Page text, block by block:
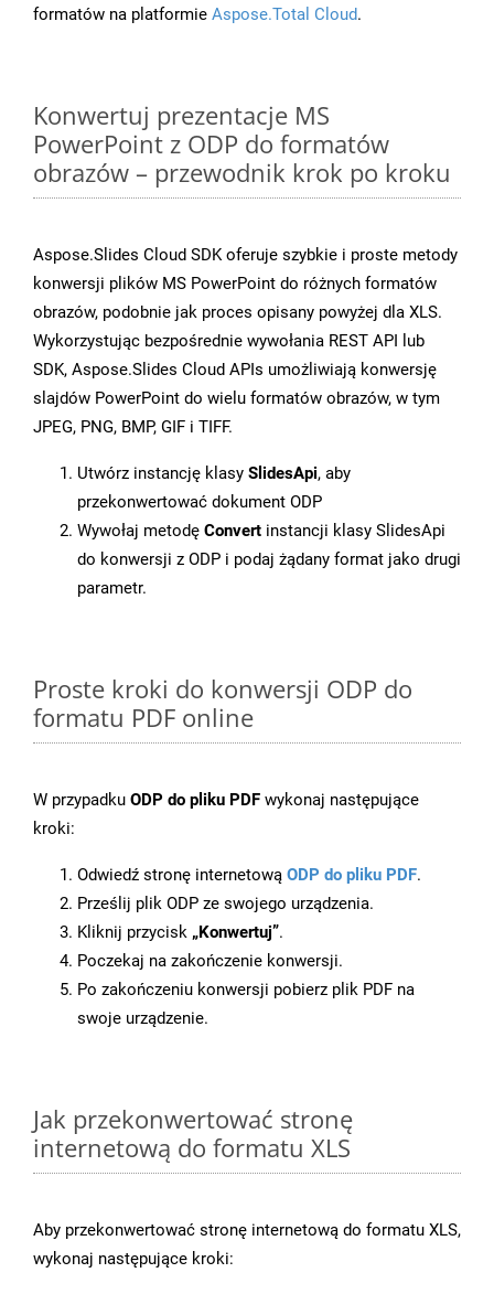
formatów na platformie Aspose.Total Cloud.
Konwertuj prezentacje MS
PowerPoint z ODP do formatów
obrazów – przewodnik krok po kroku
Aspose.Slides Cloud SDK oferuje szybkie i proste metody
konwersji plików MS PowerPoint do różnych formatów
obrazów, podobnie jak proces opisany powyżej dla XLS.
Wykorzystując bezpośrednie wywołania REST API lub
SDK, Aspose.Slides Cloud APIs umożliwiają konwersję
slajdów PowerPoint do wielu formatów obrazów, w tym
JPEG, PNG, BMP, GIF i TIFF.
Utwórz instancję klasy SlidesApi, aby
przekonwertować dokument ODP
Wywołaj metodę Convert instancji klasy SlidesApi
do konwersji z ODP i podaj żądany format jako drugi
parametr.
Proste kroki do konwersji ODP do
formatu PDF online
W przypadku ODP do pliku PDF wykonaj następujące
kroki:
Odwiedź stronę internetową ODP do pliku PDF.
Prześlij plik ODP ze swojego urządzenia.
Kliknij przycisk „Konwertuj”.
Poczekaj na zakończenie konwersji.
Po zakończeniu konwersji pobierz plik PDF na
swoje urządzenie.
Jak przekonwertować stronę
internetową do formatu XLS
Aby przekonwertować stronę internetową do formatu XLS,
wykonaj następujące kroki: